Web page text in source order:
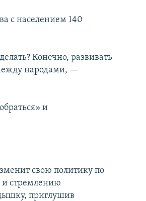
с населением 140
Конечно, развивать
народами, —
и
свою политику по
и стремлению
приглушив